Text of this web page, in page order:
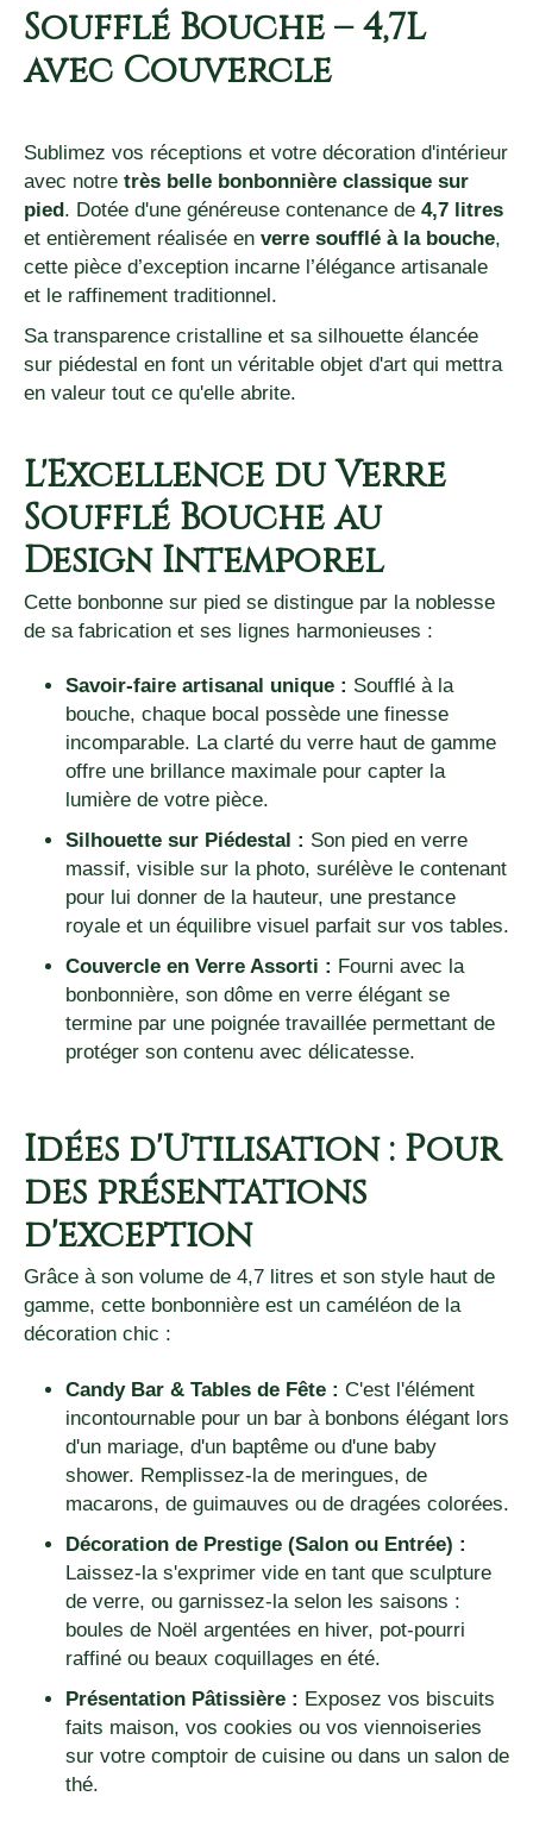
Soufflé Bouche – 4,7L
avec Couvercle
Sublimez vos réceptions et votre décoration d'intérieur
avec notre très belle bonbonnière classique sur
pied. Dotée d'une généreuse contenance de 4,7 litres
et entièrement réalisée en verre soufflé à la bouche,
cette pièce d’exception incarne l’élégance artisanale
et le raffinement traditionnel.
Sa transparence cristalline et sa silhouette élancée
sur piédestal en font un véritable objet d'art qui mettra
en valeur tout ce qu'elle abrite.
L'Excellence du Verre
Soufflé Bouche au
Design Intemporel
Cette bonbonne sur pied se distingue par la noblesse
de sa fabrication et ses lignes harmonieuses :
Savoir-faire artisanal unique : Soufflé à la
bouche, chaque bocal possède une finesse
incomparable. La clarté du verre haut de gamme
offre une brillance maximale pour capter la
lumière de votre pièce.
Silhouette sur Piédestal : Son pied en verre
massif, visible sur la photo, surélève le contenant
pour lui donner de la hauteur, une prestance
royale et un équilibre visuel parfait sur vos tables.
Couvercle en Verre Assorti : Fourni avec la
bonbonnière, son dôme en verre élégant se
termine par une poignée travaillée permettant de
protéger son contenu avec délicatesse.
Idées d'Utilisation : Pour
des présentations
d'exception
Grâce à son volume de 4,7 litres et son style haut de
gamme, cette bonbonnière est un caméléon de la
décoration chic :
Candy Bar & Tables de Fête : C'est l'élément
incontournable pour un bar à bonbons élégant lors
d'un mariage, d'un baptême ou d'une baby
shower. Remplissez-la de meringues, de
macarons, de guimauves ou de dragées colorées.
Décoration de Prestige (Salon ou Entrée) :
Laissez-la s'exprimer vide en tant que sculpture
de verre, ou garnissez-la selon les saisons :
boules de Noël argentées en hiver, pot-pourri
raffiné ou beaux coquillages en été.
Présentation Pâtissière : Exposez vos biscuits
faits maison, vos cookies ou vos viennoiseries
sur votre comptoir de cuisine ou dans un salon de
thé.